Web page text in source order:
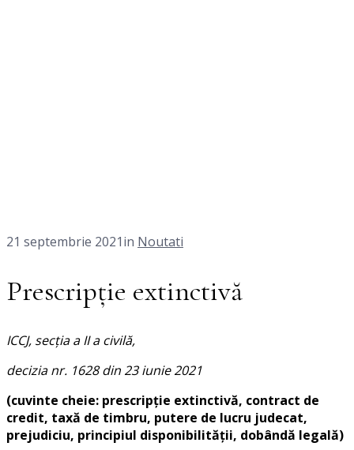
21 septembrie 2021in Noutati
Prescripţie extinctivă
ICCJ, secţia a II a civilă,
decizia nr. 1628 din 23 iunie 2021
(cuvinte cheie: prescripţie extinctivă, contract de
credit, taxă de timbru, putere de lucru judecat,
prejudiciu, principiul disponibilităţii, dobândă legală)